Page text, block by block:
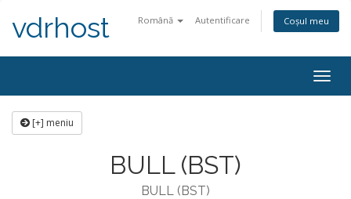
Română Autentificare Coșul meu
vdrhost
[+] meniu
BULL (BST)
BULL (BST)